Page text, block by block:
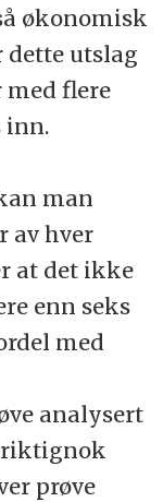
økonomisk
utslag
med flere
inn.
man
av hver
at det ikke
enn seks
med
analysert
riktignok
prøve